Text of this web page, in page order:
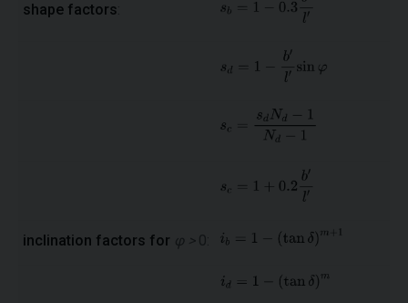
shape factors
inclination factors for φ >0: